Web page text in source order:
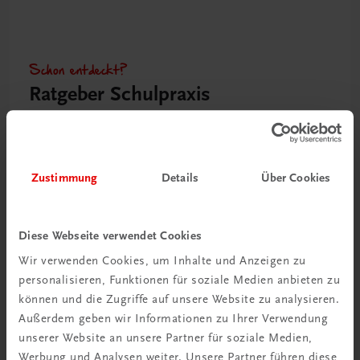
Zustimmung Details Über Cookies
Diese Webseite verwendet Cookies
Wir verwenden Cookies, um Inhalte und Anzeigen zu
personalisieren, Funktionen für soziale Medien anbieten zu
können und die Zugriffe auf unsere Website zu analysieren.
Außerdem geben wir Informationen zu Ihrer Verwendung
unserer Website an unsere Partner für soziale Medien,
Werbung und Analysen weiter. Unsere Partner führen diese
Schon entdeckt?
Ratgeber Schulpraxis
Neu in der DigiBox